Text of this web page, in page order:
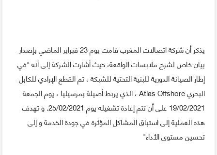
يذكر أن شركة اتصالات المغرب قامت يوم 23 فبراير الماضي بإصدار
بيان خاص لشرح ملابسات الواقعة، حيث أشارت الشركة إلى أنه "في
إطار الصيانة الدورية للبنية التحتية للشبكة ، تم القطع الإرادي للكابل
البحري Atlas Offshore ، الذي يربط أصيلة بمرسيليا ، يوم الجمعة
19/02/2021 على أن تتم إعادة تشغيله يوم 25/02/2021. و تهدف
هذه العملية إلى استباق المشاكل المؤثرة في جودة الخدمة و إلى
تحسين مستوى الأداء"